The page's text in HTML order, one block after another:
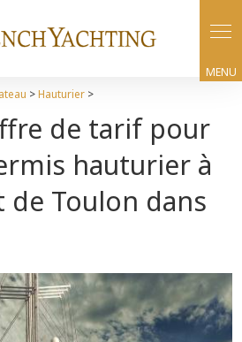
>Hauturier >
de tarif pour
hauturier à
de Toulon dans